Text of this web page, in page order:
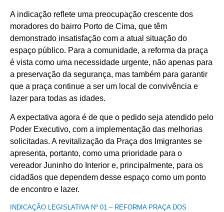
A indicação reflete uma preocupação crescente dos
moradores do bairro Porto de Cima, que têm
demonstrado insatisfação com a atual situação do
espaço público. Para a comunidade, a reforma da praça
é vista como uma necessidade urgente, não apenas para
a preservação da segurança, mas também para garantir
que a praça continue a ser um local de convivência e
lazer para todas as idades.
A expectativa agora é de que o pedido seja atendido pelo
Poder Executivo, com a implementação das melhorias
solicitadas. A revitalização da Praça dos Imigrantes se
apresenta, portanto, como uma prioridade para o
vereador Juninho do Interior e, principalmente, para os
cidadãos que dependem desse espaço como um ponto
de encontro e lazer.
INDICAÇÃO LEGISLATIVA Nº 01 – REFORMA PRAÇA DOS